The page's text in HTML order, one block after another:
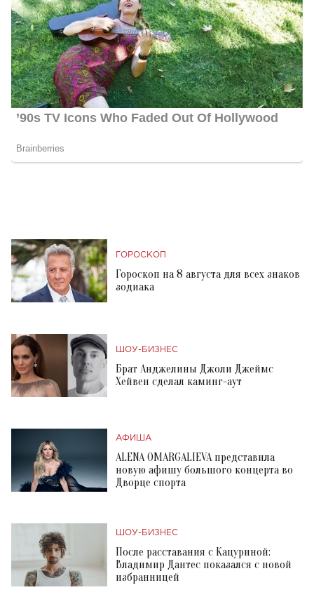
ГОРОСКОП
Гороскоп на 8 августа для всех знаков
зодиака
ШОУ-БИЗНЕС
Брат Анджелины Джоли Джеймс
Хейвен сделал каминг-аут
АФИША
ALENA OMARGALIEVA представила
новую афишу большого концерта во
Дворце спорта
ШОУ-БИЗНЕС
После расставания с Кацуриной:
Владимир Дантес показался с новой
избранницей